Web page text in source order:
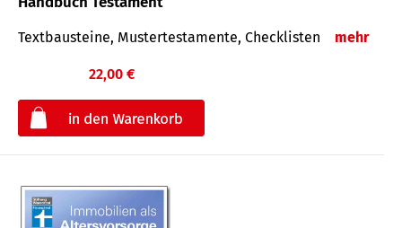
Textbausteine, Mustertestamente, Checklisten mehr
22,00 €